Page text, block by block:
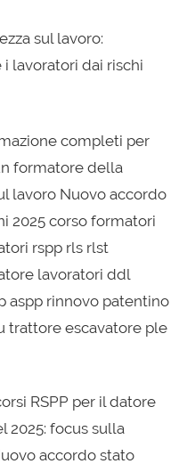
sul lavoro:
lavoratori dai rischi
completi per
formatore della
lavoro Nuovo accordo
2025 corso formatori
rspp rls rlst
lavoratori ddl
aspp rinnovo patentino
trattore escavatore ple
RSPP per il datore
2025: focus sulla
accordo stato